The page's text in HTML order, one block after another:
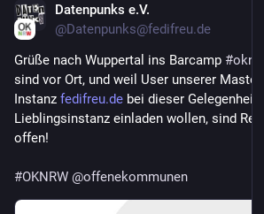
Datenpunks e.V.
@Datenpunks@fedifreu.de
Grüße nach Wuppertal ins Barcamp #
sind vor Ort, und weil User unserer
Instanz fedifreu.de bei dieser Gelegenheit
Lieblingsinstanz einladen wollen, sind
offen!
#OKNRW @offenekommunen